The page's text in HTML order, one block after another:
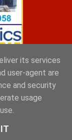
ΣΠΑΡΤΗ
its services
user-agent are
and security
usage